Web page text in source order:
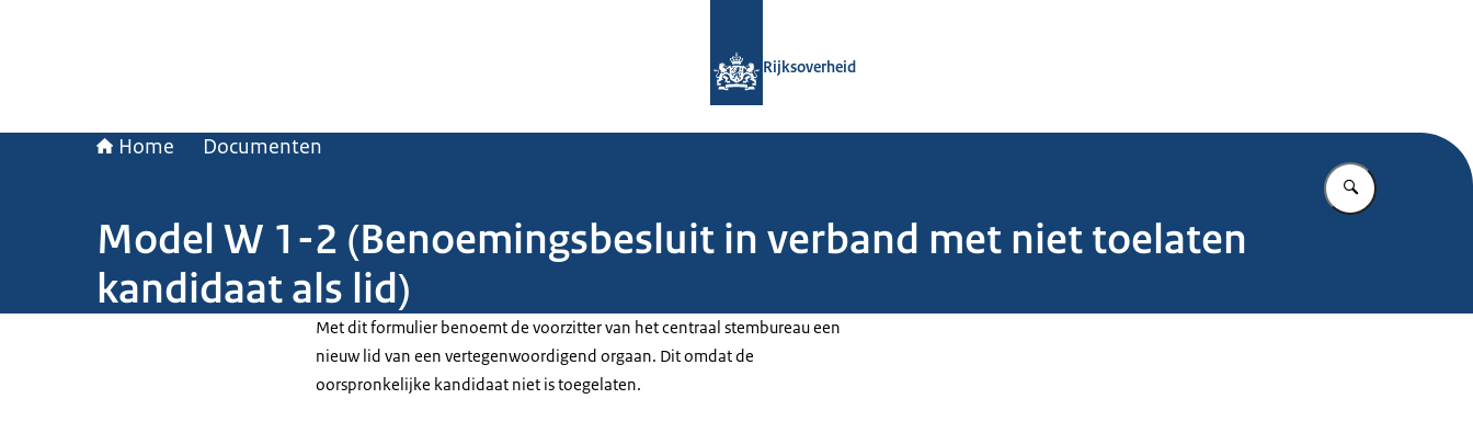
Rijksoverheid
Home Documenten
Vul in wat u
Model W 1-2 (Benoemingsbesluit in verband met niet toelaten
kandidaat als lid)
Met dit formulier benoemt de voorzitter van het centraal stembureau een
nieuw lid van een vertegenwoordigend orgaan. Dit omdat de
oorspronkelijke kandidaat niet is toegelaten.